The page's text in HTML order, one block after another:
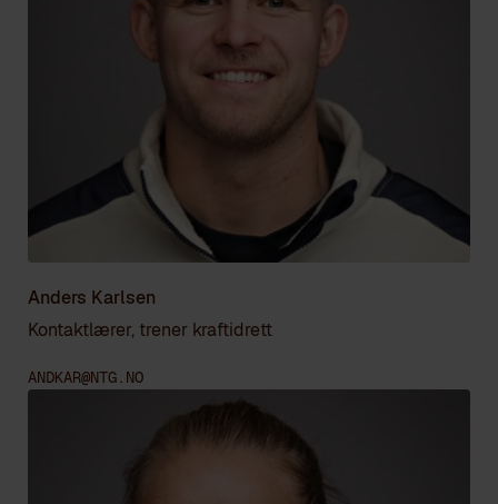
Anders Karlsen
Kontaktlærer, trener kraftidrett
ANDKAR@NTG.NO